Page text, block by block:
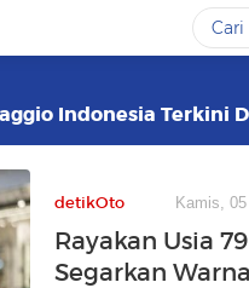
Indonesia Terkini
detikOto Kamis,
Rayakan Usia
Segarkan